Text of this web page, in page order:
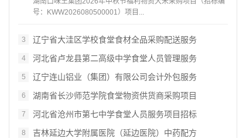
号：KWW2026080500001）项目...
3 辽宁省大洼区学校食堂食材全品采购配送服务
4 河北省卢龙县第二高级中学食堂人员管理服务
5 辽宁连山铝业（集团）有限公司会计外包服务
6 湖南省长沙师范学院食堂物资供货商采购项目
7 河北省沧州市第七中学食堂人员服务项目招标
8 吉林延边大学附属医院（延边医院）中药配方